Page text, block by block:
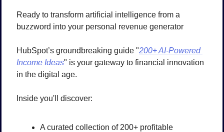
Ready to transform artificial intelligence from a
buzzword into your personal revenue generator
HubSpot’s groundbreaking guide "200+ AI-Powered
Income Ideas" is your gateway to financial innovation
in the digital age.
Inside you'll discover:
A curated collection of 200+ profitable